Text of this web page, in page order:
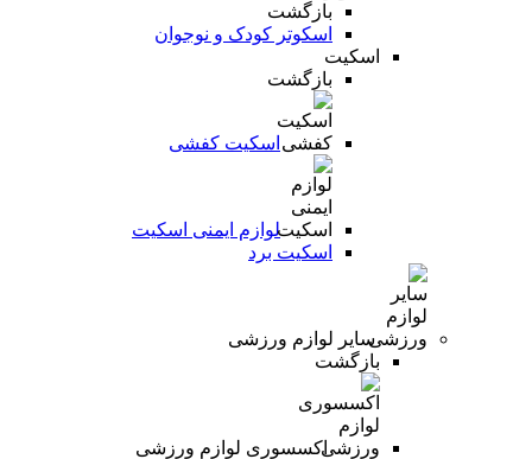
بازگشت
اسکوتر کودک و نوجوان
اسکیت
بازگشت
اسکیت کفشی
لوازم ایمنی اسکیت
اسکیت برد
سایر لوازم ورزشی
بازگشت
اکسسوری لوازم ورزشی